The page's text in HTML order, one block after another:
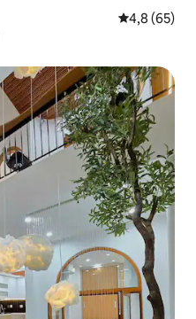
Средна
4,8 (65)